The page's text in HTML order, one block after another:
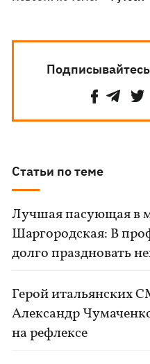
Статьи по теме
Лучшая пасующая в
Шаргородская: В
долго праздновать
Герой итальянских
Александр
на рефлексе